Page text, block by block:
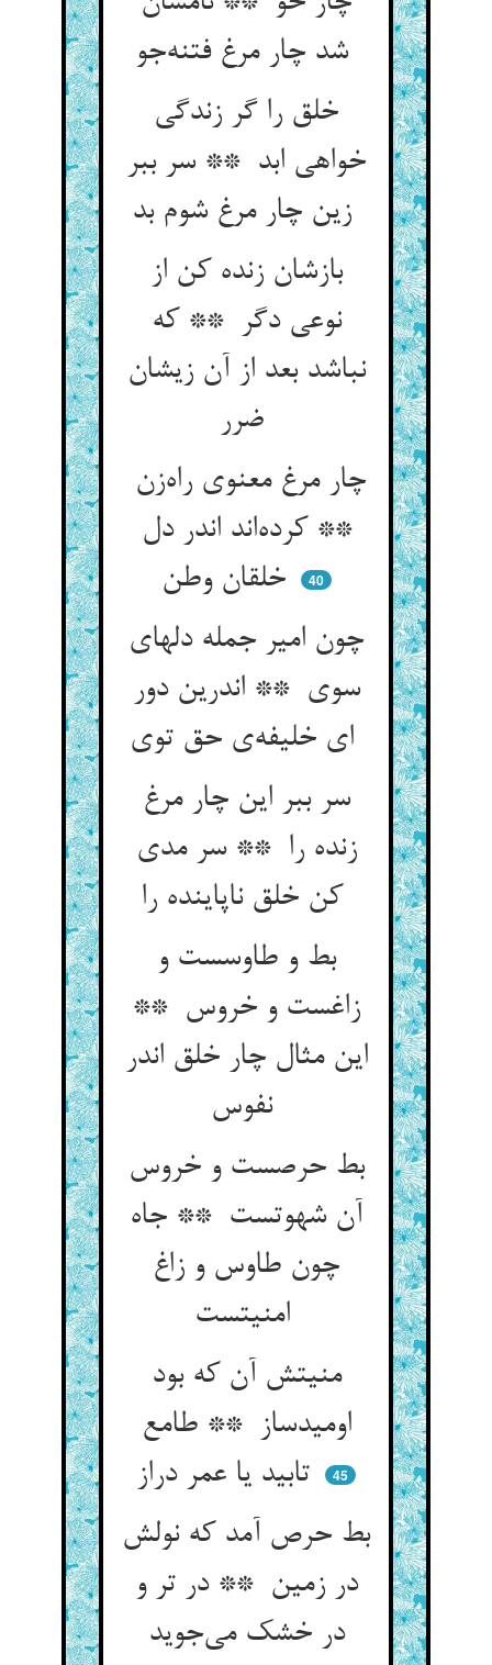
شد چار مرغ فتنه‌جو
خلق را گر زندگی
خواهی ابد ** سر ببر
بازشان زنده کن از
نوعی دگر ** که
نباشد بعد از آن زیشان
چار مرغ معنوی راه‌زن
** کرده‌اند اندر دل
خلقان وطن
40
چون امیر جمله دلهای
سوی ** اندرین دور
سر ببر این چار مرغ
زنده را ** سر مدی
بط و طاوسست و
زاغست و خروس **
این مثال چار خلق اندر
نفوس
بط حرصست و خروس
آن شهوتست ** جاه
چون طاوس و زاغ
امنیتست
منیتش آن که بود
اومیدساز ** طامع
45
بط حرص آمد که نولش
در زمین ** در تر و
در خشک می‌جوید